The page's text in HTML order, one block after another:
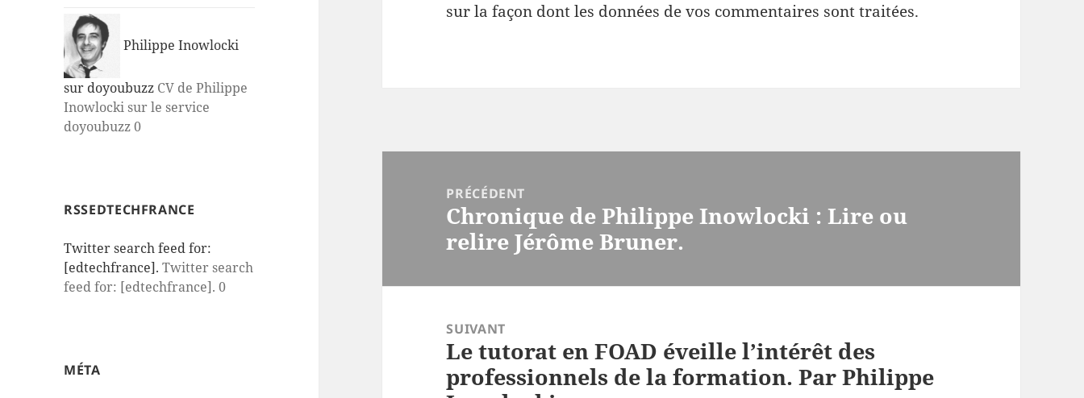
Philippe Inowlocki
sur doyoubuzz CV de Philippe
Inowlocki sur le service
doyoubuzz 0
RSSEDTECHFRANCE
Twitter search feed for:
[edtechfrance]. Twitter search
feed for: [edtechfrance]. 0
MÉTA
sur la façon dont les données de vos commentaires sont traitées.
PRÉCÉDENT
Article
précédent :
Chronique de Philippe Inowlocki : Lire ou
relire Jérôme Bruner.
SUIVANT
Article
suivant :
Le tutorat en FOAD éveille l’intérêt des
professionnels de la formation. Par Philippe